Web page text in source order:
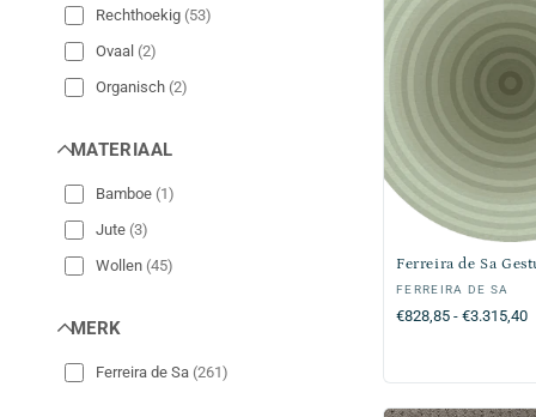
Lichtgrijs (8)
Lichtgroen
Multicolor (5)
Olijfgroen (6
Oranje (2 )
Oud roze
Rood (3 )
Terracotta
Zandkleur (7)
Rechthoekig (53)
Ovaal (2)
Organisch (2)
MATERIAAL
Bamboe (1)
Jute (3)
Wollen (45)
MERK
Ferreira de Sa (261)
Ferreira de Sa
Verkoper:
FERREIRA DE SA
Normale
€828,85 - €3.315,40